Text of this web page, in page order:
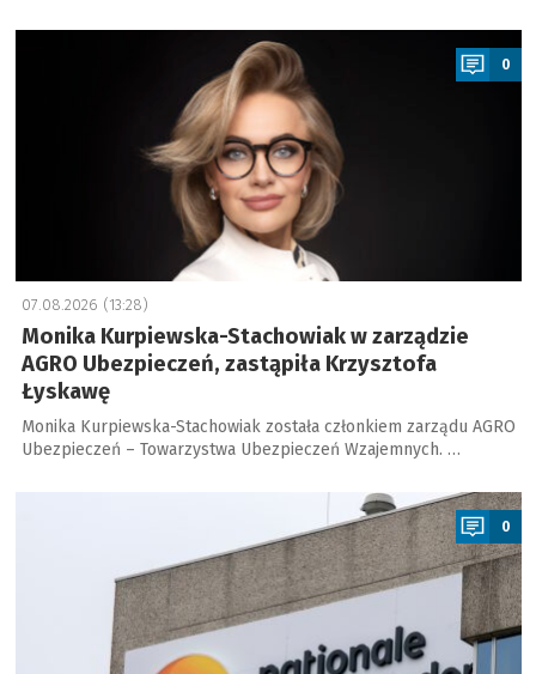
a
0
07.08.2026 (13:28)
Monika Kurpiewska-Stachowiak w zarządzie
AGRO Ubezpieczeń, zastąpiła Krzysztofa
Łyskawę
Monika Kurpiewska-Stachowiak została członkiem zarządu AGRO
Ubezpieczeń – Towarzystwa Ubezpieczeń Wzajemnych. …
0